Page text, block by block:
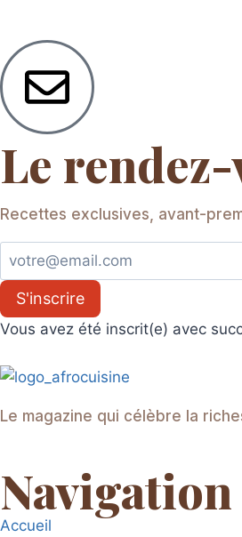
Le
Recettes exclusives, avant-
S'inscrire
Vous avez été inscrit(e) avec
Le magazine qui célèbre la
Navigation
Accueil